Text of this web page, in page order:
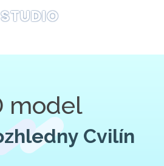
model
Cvilín